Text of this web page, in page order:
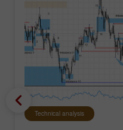
Technical analysis